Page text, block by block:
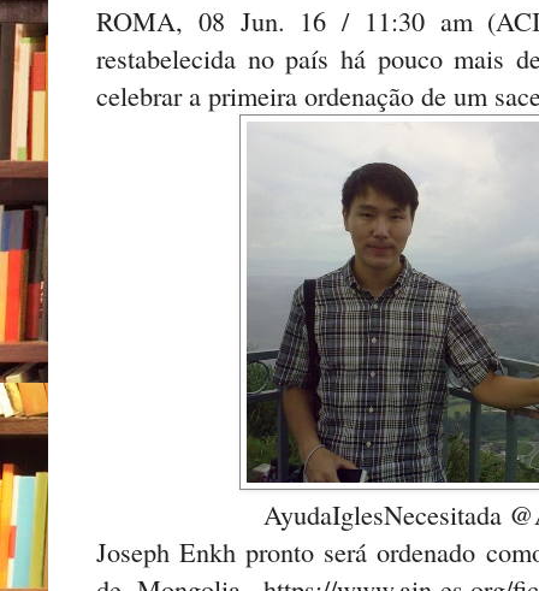
ROMA, 08 Jun. 16 / 11:30 am
restabelecida no país há pouco mais
celebrar a primeira ordenação de um
AyudaIglesNecesitada
Joseph Enkh pronto será ordenado